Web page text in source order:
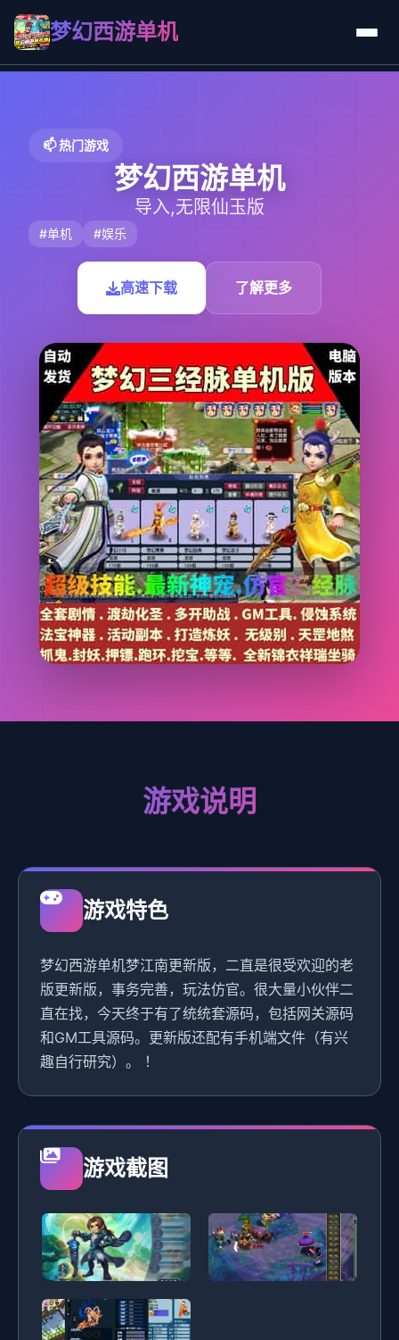
梦幻西游单机
📫 热门游戏
梦幻西游单机
导入,无限仙玉版
#单机 #娱乐
高速下载 了解更多
游戏说明
游戏特色
梦幻西游单机梦江南更新版，二直是很受欢迎的老
版更新版，事务完善，玩法仿官。很大量小伙伴二
直在找，今天终于有了统统套源码，包括网关源码
和GM工具源码。更新版还配有手机端文件（有兴
趣自行研究）。 ！
游戏截图